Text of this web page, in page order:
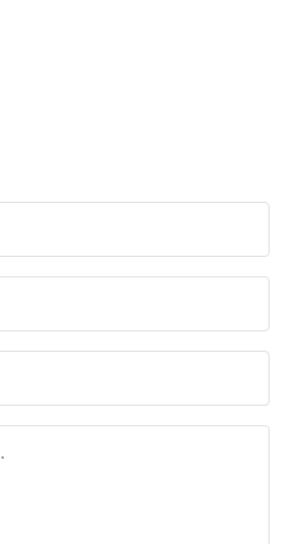
изменена громкость.
в Minecraft
30 изменений для
и тестирования.